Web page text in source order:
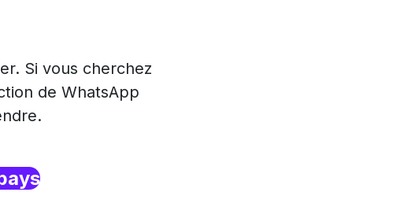
Si vous cherchez
de WhatsApp